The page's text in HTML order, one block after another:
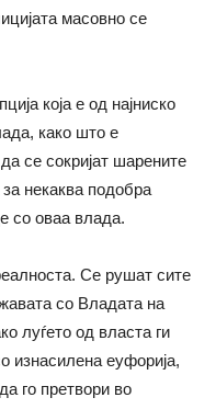
масовно се
која е од најниско
како што е
се сокријат шарените
некаква подобра
со оваа влада.
Се рушат сите
со Владата на
луѓето од власта ги
изнасилена еуфорија,
го претвори во